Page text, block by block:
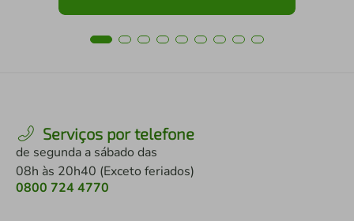
Serviços por telefone
de segunda a sábado das
08h às 20h40 (Exceto feriados)
0800 724 4770